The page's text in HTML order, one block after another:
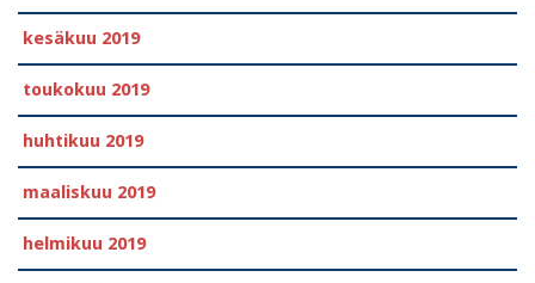
kesäkuu 2019
toukokuu 2019
huhtikuu 2019
maaliskuu 2019
helmikuu 2019